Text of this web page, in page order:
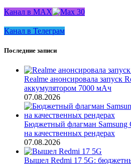
Канал в MAX
Канал в Телеграм
Последние записи
Realme анонсировала запуск
аккумулятором 7000 мАч
07.08.2026
Бюджетный флагман Samsung
на качественных рендерах
07.08.2026
Вышел Redmi 17 5G: